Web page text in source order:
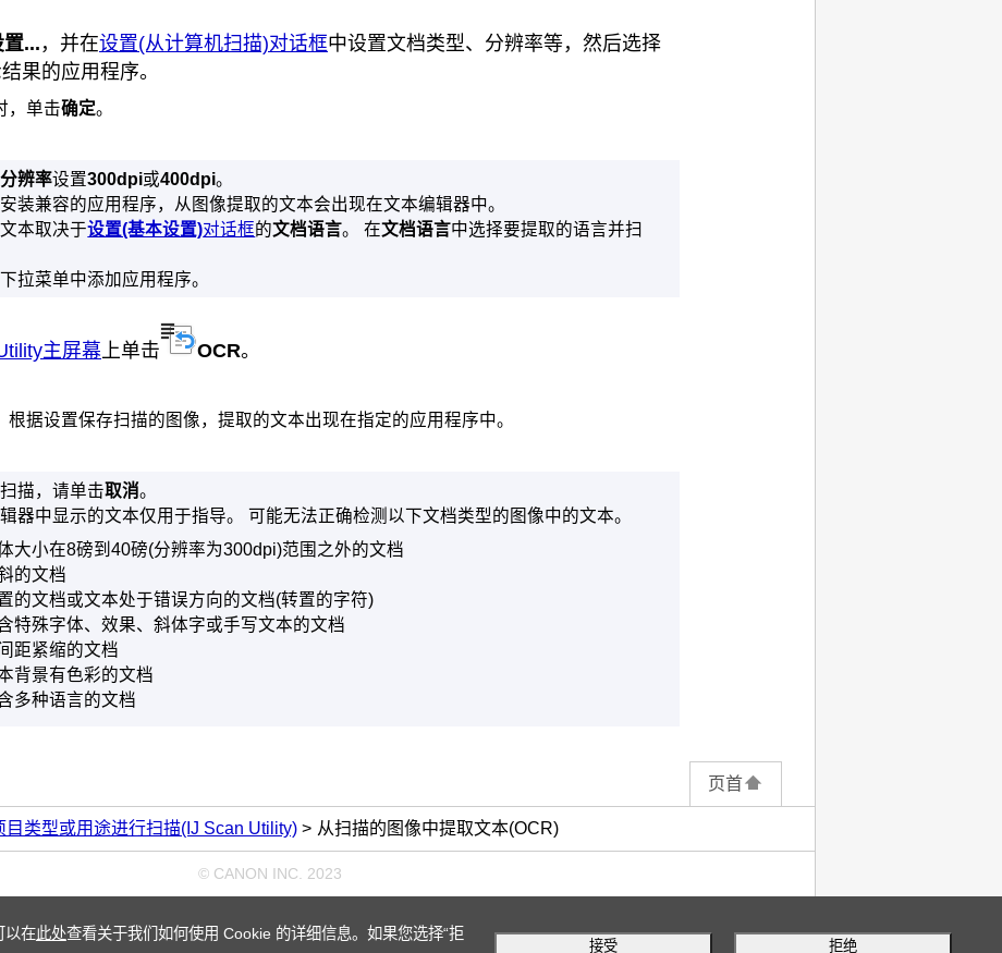
以在此处查看关于我们如何使用 Cookie 的详细信息。如果您选择“拒
接受 拒绝
置...，并在设置(从计算机扫描)对话框中设置文档类型、分辨率等，然后选择
果的应用程序。
，单击确定。
分辨率设置300dpi或400dpi。
装兼容的应用程序，从图像提取的文本会出现在文本编辑器中。
本取决于设置(基本设置)对话框的文档语言。 在文档语言中选择要提取的语言并扫
拉菜单中添加应用程序。
主屏幕 上单击 OCR。
根据设置保存扫描的图像，提取的文本出现在指定的应用程序中。
描，请单击取消。
器中显示的文本仅用于指导。
可能无法正确检测以下文档类型的图像中的文本。
大小在8磅到40磅(分辨率为300dpi)范围之外的文档
的文档
的文档或文本处于错误方向的文档(转置的字符)
特殊字体、效果、斜体字或手写文本的文档
距紧缩的文档
背景有色彩的文档
多种语言的文档
页首
目类型或用途进行扫描(IJ Scan Utility) 从扫描的图像中提取文本(OCR)
© CANON INC. 2023